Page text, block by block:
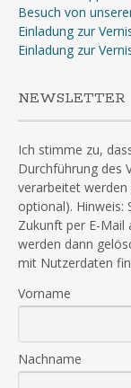
Besuch von
Einladung zur
Einladung zur
NEWSLETTER
Ich stimme zu,
Durchführung des
verarbeitet werden
optional). Hinweis:
Zukunft per E-Mail
werden dann
mit Nutzerdaten
Vorname
Nachname